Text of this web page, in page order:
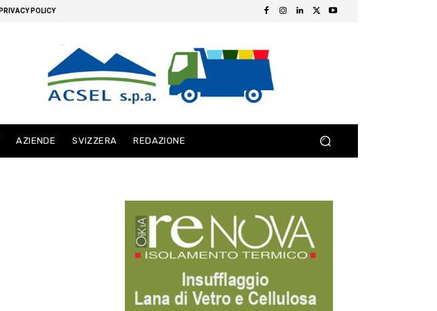
PRIVACY POLICY
AZIENDE SVIZZERA REDAZIONE